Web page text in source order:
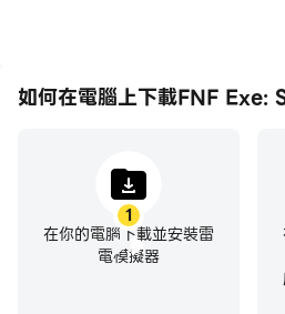
如何在電腦上下載FNF
1
在你的電腦下載並安裝雷
電模擬器